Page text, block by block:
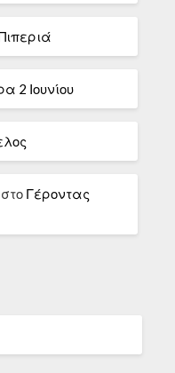
2 Ιουνίου
στο Γέροντας